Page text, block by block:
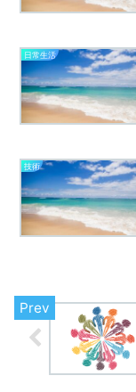
日常生活
技術